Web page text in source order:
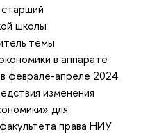
школы
темы
в аппарате
феврале-апреле 2024
изменения
для
права НИУ